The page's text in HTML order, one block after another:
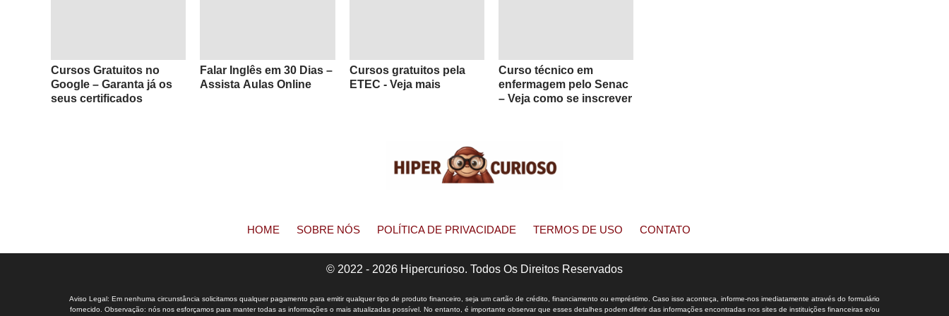
Cursos Gratuitos no
Google – Garanta já os
seus certificados
Falar Inglês em 30 Dias –
Assista Aulas Online
Cursos gratuitos pela
ETEC - Veja mais
Curso técnico em
enfermagem pelo Senac
– Veja como se inscrever
HOME SOBRE NÓS POLÍTICA DE PRIVACIDADE TERMOS DE USO CONTATO
© 2022 - 2026 Hipercurioso. Todos Os Direitos Reservados
Aviso Legal: Em nenhuma circunstância solicitamos qualquer pagamento para emitir qualquer tipo de produto financeiro, seja um cartão de crédito, financiamento ou empréstimo. Caso isso aconteça, informe-nos imediatamente através do formulário
fornecido. Observação: nós nos esforçamos para manter todas as informações o mais atualizadas possível. No entanto, é importante observar que esses detalhes podem diferir das informações encontradas nos sites de instituições financeiras e/ou